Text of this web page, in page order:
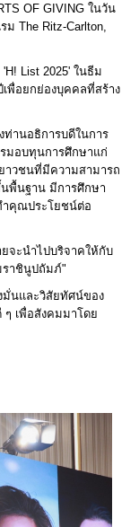
OF GIVING ในวัน
The Ritz-Carlton,
List 2025' ในธีม
เพื่อยกย่องบุคคลที่สร้าง
ท่านอธิการบดีในการ
มอบทุนการศึกษาแก่
าวชนที่มีความสามารถ
พื้นฐาน มีการศึกษา
คุณประโยชน์ต่อ
จะนำไปบริจาคให้กับ
ราชินูปถัมภ์"
มั่นและวิสัยทัศน์ของ
ๆ เพื่อสังคมมาโดย